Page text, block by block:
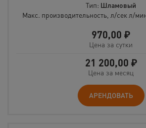
Тип: Шламовый
Макс. производительность, л/сек л/
970,00 ₽
Цена за сутки
21 200,00 ₽
Цена за месяц
АРЕНДОВАТЬ